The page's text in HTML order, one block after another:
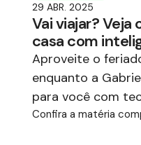
29 ABR. 2025
Vai viajar?
casa com
Aproveite o
enquanto a
para você com
Confira a matéria